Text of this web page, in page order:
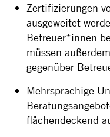
Zertifizierungen
ausgeweitet
Betreuer*innen
müssen
gegenüber
Mehrsprachige
flächendeckend